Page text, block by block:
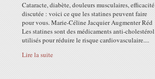
Cataracte, diabète, douleurs musculaires, efficacité
discutée : voici ce que les statines peuvent faire
pour vous. Marie-Céline Jacquier Augmenter Réd
Les statines sont des médicaments anti-cholestérol
utilisés pour réduire le risque cardiovasculaire....
Lire la suite